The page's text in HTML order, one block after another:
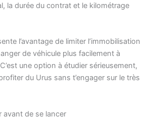
la durée du contrat et le kilométrage
l’avantage de limiter l’immobilisation
de véhicule plus facilement à
une option à étudier sérieusement,
du Urus sans t’engager sur le très
avant de se lancer